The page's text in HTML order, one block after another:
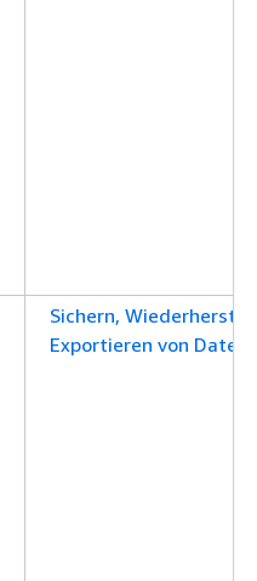
Sichern,
Exportieren von Daten